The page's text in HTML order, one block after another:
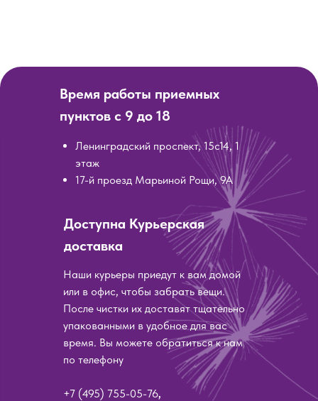
Время работы приемных
пунктов с 9 до 18
Наши курьеры приедут к вам домой
или в офис, чтобы забрать вещи.
После чистки их доставят тщательно
упакованными в удобное для вас
время. Вы можете обратиться к нам
по телефону
+7 (495) 755-05-76,
Ленинградский проспект, 15с14, 1
этаж
17-й проезд Марьиной Рощи, 9А
Доступна Курьерская
доставка